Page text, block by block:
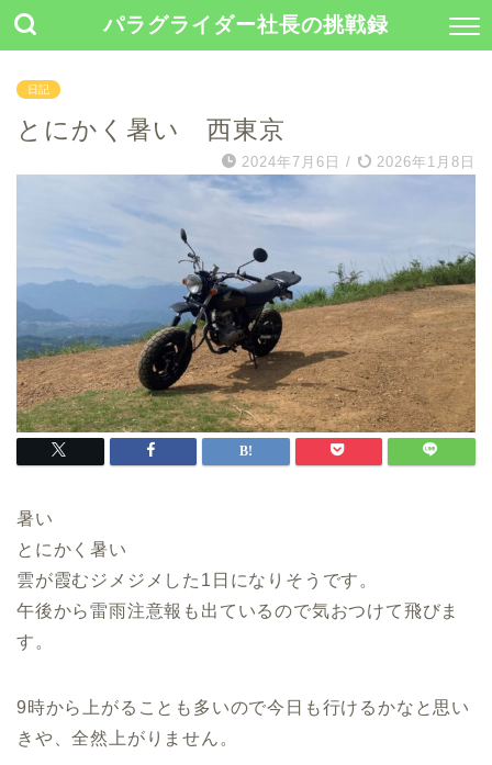
パラグライダー社長の挑戦録
日記
とにかく暑い 西東京
2024年7月6日 / 2026年1月8日
暑い
とにかく暑い
雲が霞むジメジメした1日になりそうです。
午後から雷雨注意報も出ているので気おつけて飛びま
す。
9時から上がることも多いので今日も行けるかなと思い
きや、全然上がりません。